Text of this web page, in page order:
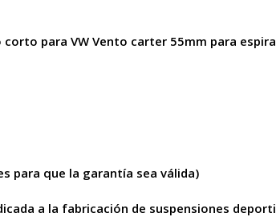
para VW Vento carter 55mm para
para que la garantía sea válida)
a la fabricación de suspensiones